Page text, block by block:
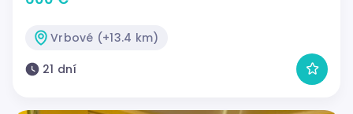
Vrbové (+13.4 km)
21 dní